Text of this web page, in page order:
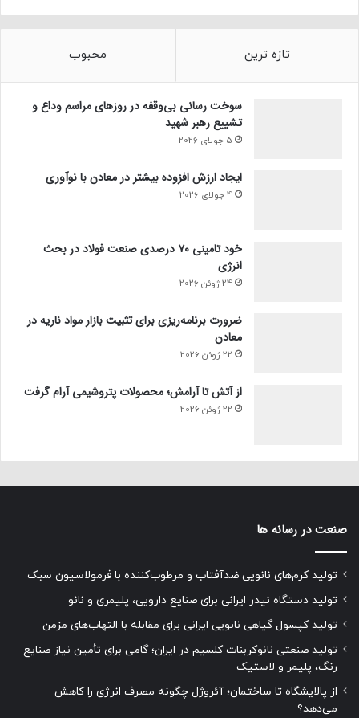
تازه ترین محبوب
سوخت رسانی بی‌وقفه در روز‌های مراسم وداع و
تشییع رهبر شهید
5 جولای 2026
ایجاد ارزش افزوده بیشتر در معادن با نوآوری
4 جولای 2026
خود تامینی ۷۰ درصدی صنعت فولاد در بحث
انرژی
24 ژوئن 2026
ضرورت برنامه‌ریزی برای تثبیت بازار مواد ناریه در
معادن
22 ژوئن 2026
از آتش تا آرامش؛ محصولات پتروشیمی آرام گرفت
22 ژوئن 2026
صنعت در رسانه ها
تولید کرم‌های نانویی ضدآفتاب و مرطوب‌کننده با فرمولاسیون سبک
تولید دستگاه نیدر ایرانی برای صنایع دارویی، پلیمری و نانو
تولید کپسول گیاهی نانویی ایرانی برای مقابله با التهاب‌های مزمن
تولید صنعتی نانوکربنات کلسیم در ایران؛ گامی برای تأمین نیاز صنایع
رنگ، پلیمر و لاستیک
از پالایشگاه تا ساختمان؛ آئروژل چگونه مصرف انرژی را کاهش
می‌دهد؟